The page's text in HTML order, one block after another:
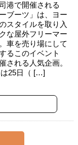
港で開催される
ブーツ」は、ヨー
スタイルを取り入
な屋外フリーマー
車を売り場にして
るこのイベント
される人気企画。
は25日（ […]